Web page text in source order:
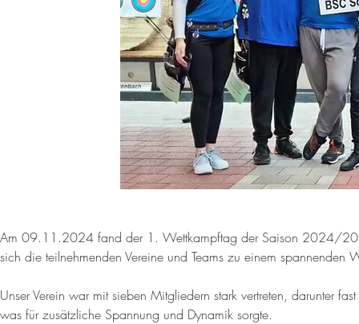
Am 09.11.2024 fand der 1. Wettkampftag der Saison 2024/
sich die teilnehmenden Vereine und Teams zu einem spannenden
Unser Verein war mit sieben Mitgliedern stark vertreten, darunter
was für zusätzliche Spannung und Dynamik sorgte.